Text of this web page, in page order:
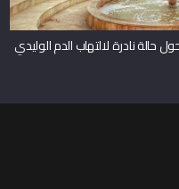
نادرة لالتهاب الدم الوليدي